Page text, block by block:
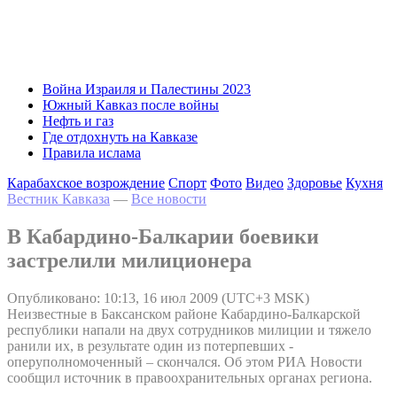
Война Израиля и Палестины 2023
Южный Кавказ после войны
Нефть и газ
Где отдохнуть на Кавказе
Правила ислама
Карабахское возрождение Спорт Фото Видео Здоровье Кухня
Вестник Кавказа — Все новости
В Кабардино-Балкарии боевики
застрелили милиционера
Опубликовано: 10:13, 16 июл 2009 (UTC+3 MSK)
Неизвестные в Баксанском районе Кабардино-Балкарской
республики напали на двух сотрудников милиции и тяжело
ранили их, в результате один из потерпевших -
оперуполномоченный – скончался. Об этом РИА Новости
сообщил источник в правоохранительных органах региона.